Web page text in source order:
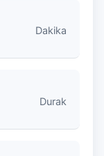
Dakika
Durak